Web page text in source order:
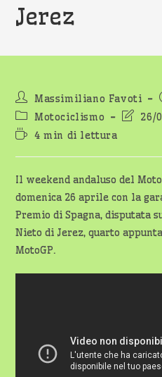
Jerez
Autore
dell'articolo:
Massimiliano Favoti
Categoria
dell'articolo:
Motociclismo
Ultima
26/
Tempo
lettura:
4 min di lettura
Il weekend andaluso del
domenica 26 aprile con la
Premio di Spagna, disputata
Nieto di Jerez, quarto
MotoGP.